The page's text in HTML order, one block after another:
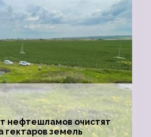
нефтешламов очистят
гектаров земель